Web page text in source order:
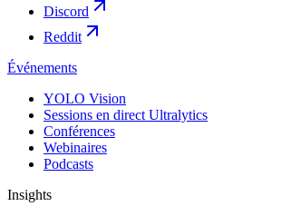
Discord
Reddit
Événements
YOLO Vision
Sessions en direct Ultralytics
Conférences
Webinaires
Podcasts
Insights